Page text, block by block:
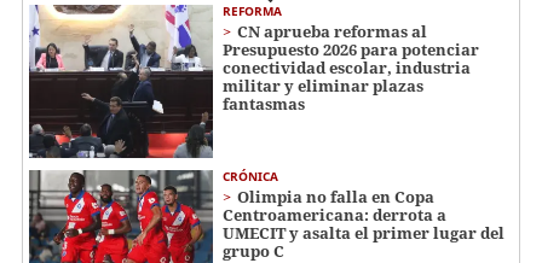
REFORMA
CN aprueba reformas al
Presupuesto 2026 para potenciar
conectividad escolar, industria
militar y eliminar plazas
fantasmas
CRÓNICA
Olimpia no falla en Copa
Centroamericana: derrota a
UMECIT y asalta el primer lugar del
grupo C